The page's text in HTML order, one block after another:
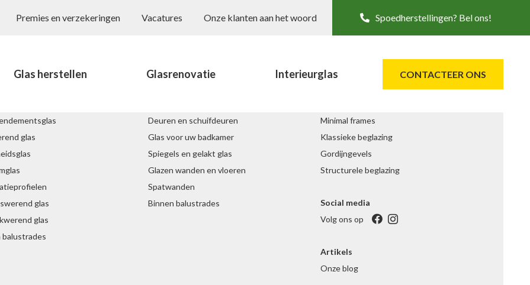
Premies en verzekeringen Vacatures Onze klanten aan het woord Spoedherstellingen? Bel ons!
Glas herstellen Glasrenovatie Interieurglas CONTACTEER ONS
glas
glas
glas
Deuren en schuifdeuren
Glas voor uw badkamer
Spiegels en gelakt glas
Glazen wanden en vloeren
Spatwanden
Binnen balustrades
Minimal frames
Klassieke beglazing
Gordijngevels
Structurele beglazing
Social media
Volg ons op
Artikels
Onze blog